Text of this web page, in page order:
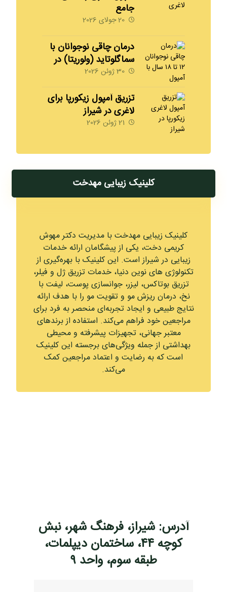
جامع
20 جولای 2026
درمان چاقی نوجوانان با
سماگلوتاید (ولوریتا) در
شیراز | 09170008792
30 ژوئن 2026
تزریق آمپول زیکورپا برای
لاغری در شیراز
09170008792
21 ژوئن 2026
کلینیک زیبایی مهدخت
کلینیک زیبایی مهدخت با مدیریت دکتر مهوش
کریمی دخت، یکی از پیشگامان ارائه خدمات
زیبایی در شیراز است. این کلینیک با بهره‌گیری از
تکنولوژی‌ های نوین دنیا، خدمات تزریق ژل و فیلر،
تزریق بوتاکس، لیزر، جوانسازی پوست، لیفت با
نخ، درمان ریزش مو و تقویت مو را با هدف ارائه
نتایج طبیعی و ایجاد تجربه‌ای منحصر به فرد برای
مراجعین خود فراهم می‌کند. استفاده از برندهای
معتبر جهانی، تجهیزات پیشرفته و محیطی
بهداشتی از جمله ویژگی‌های برجسته این کلینیک
است که به رضایت و اعتماد مراجعین کمک
می‌کند.
آدرس: شیراز، فرهنگ شهر، نبش
کوچه ۴۴، ساختمان دیپلمات،
طبقه سوم، واحد ۹